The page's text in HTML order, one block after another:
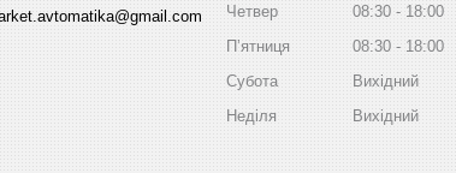
Четвер
08:30
18:00
Пʼятниця
08:30
18:00
Субота
Вихідний
Неділя
Вихідний